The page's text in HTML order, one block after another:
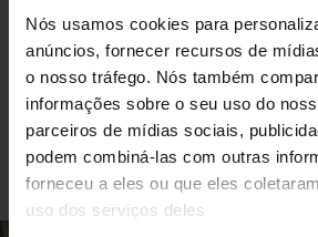
Nós usamos cookies para
anúncios, fornecer recursos de
o nosso tráfego. Nós também
informações sobre o seu uso do
parceiros de mídias sociais,
podem combiná-las com outras
forneceu a eles ou que eles
uso dos serviços deles
Perspectiva